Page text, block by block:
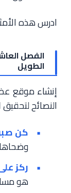
ادرس هذه
الفصل
الطويل
إنشاء موقع
النصائح
كن
ركز
هو